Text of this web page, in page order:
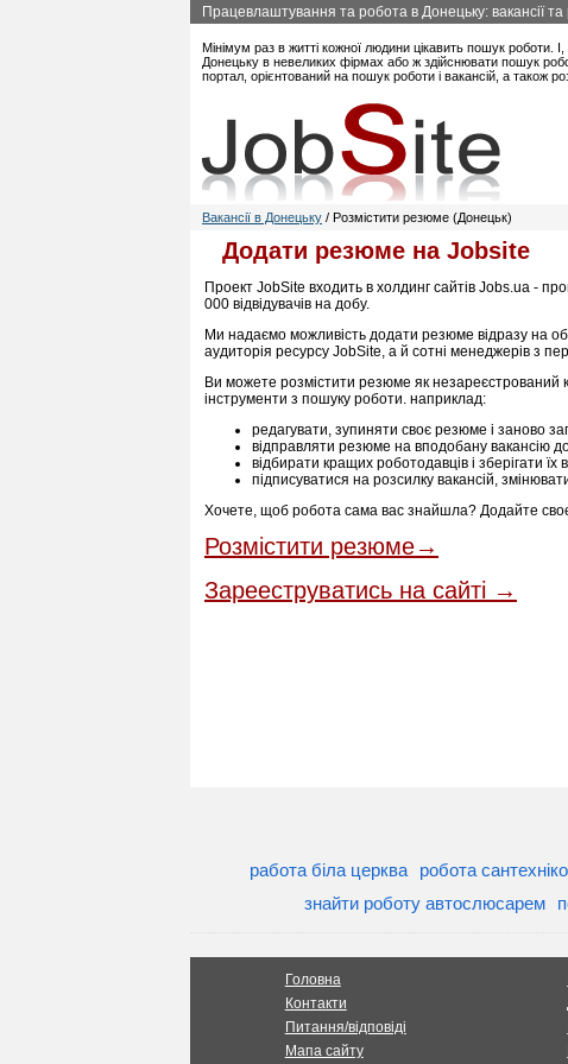
Працевлаштування та робота в Донецьку: вакансії
Мінімум раз в житті кожної людини цікавить пошук роботи.
Донецьку в невеликих фірмах або ж здійснювати пошук
портал, орієнтований на пошук роботи і вакансій, а також
Вакансії в Донецьку / Розмістити резюме (Донецьк)
Додати резюме на Jobsite
Проект JobSite входить в холдинг сайтів Jobs.ua -
000 відвідувачів на добу.
Ми надаємо можливість додати резюме відразу на
аудиторія ресурсу JobSite, а й сотні менеджерів з
Ви можете розмістити резюме як незареєстрований
інструменти з пошуку роботи. наприклад:
редагувати, зупиняти своє резюме і заново
відправляти резюме на вподобану вакансію
відбирати кращих роботодавців і зберігати їх
підписуватися на розсилку вакансій,
Хочете, щоб робота сама вас знайшла? Додайте своє
Розмістити резюме→
Зарееструватись на сайті →
работа біла церква робота
знайти роботу автослюсарем
Головна
Контакти
Питання/відповіді
Мапа сайту